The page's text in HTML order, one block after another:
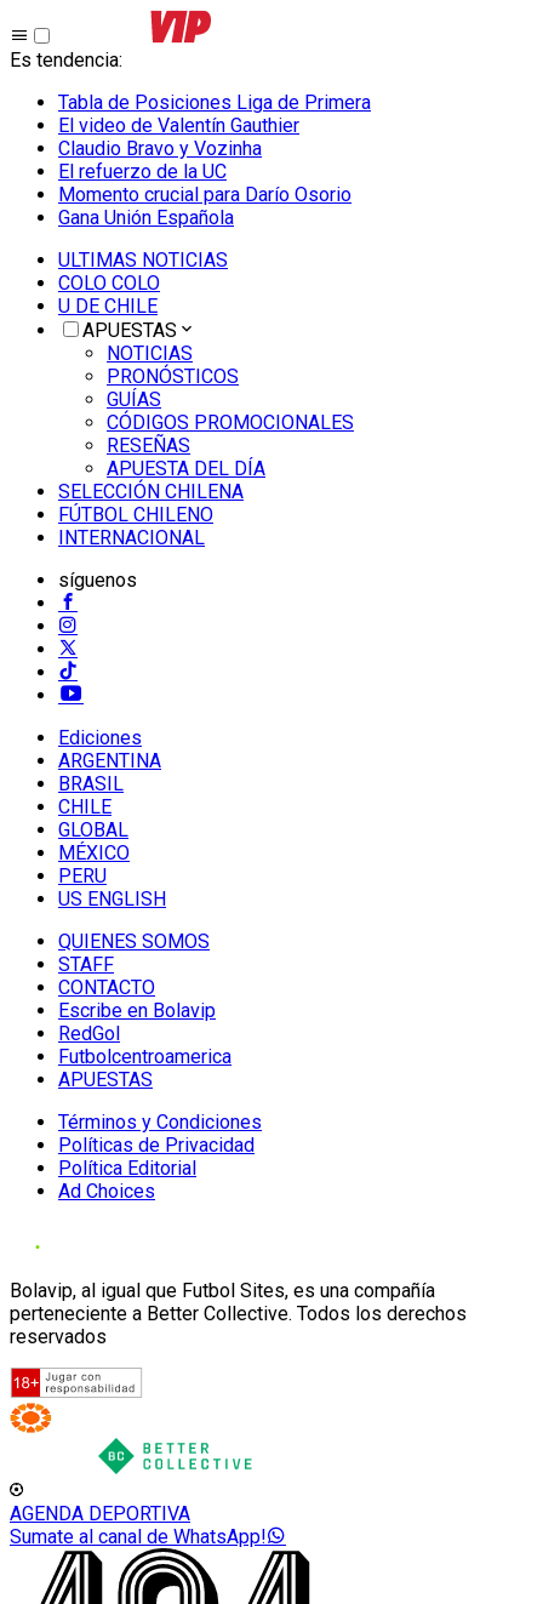
Es tendencia:
Tabla de Posiciones Liga de Primera
El video de Valentín Gauthier
Claudio Bravo y Vozinha
El refuerzo de la UC
Momento crucial para Darío Osorio
Gana Unión Española
ULTIMAS NOTICIAS
COLO COLO
U DE CHILE
APUESTAS
NOTICIAS
PRONÓSTICOS
GUÍAS
CÓDIGOS PROMOCIONALES
RESEÑAS
APUESTA DEL DÍA
SELECCIÓN CHILENA
FÚTBOL CHILENO
INTERNACIONAL
síguenos
Ediciones
ARGENTINA
BRASIL
CHILE
GLOBAL
MÉXICO
PERU
US ENGLISH
QUIENES SOMOS
STAFF
CONTACTO
Escribe en Bolavip
RedGol
Futbolcentroamerica
APUESTAS
Términos y Condiciones
Políticas de Privacidad
Política Editorial
Ad Choices
Bolavip, al igual que Futbol Sites, es una compañía
perteneciente a Better Collective. Todos los derechos
reservados
AGENDA DEPORTIVA
Sumate al canal de WhatsApp!